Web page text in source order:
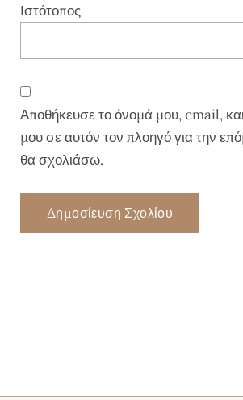
Ιστότοπος
Αποθήκευσε το όνομά μου, email,
μου σε αυτόν τον πλοηγό για την
θα σχολιάσω.